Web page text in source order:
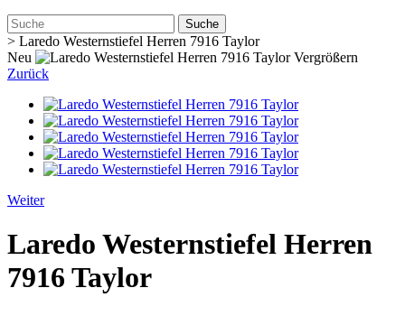
Suche
> Laredo Westernstiefel Herren 7916 Taylor
Neu
Vergrößern
Zurück
Weiter
Laredo Westernstiefel Herren
7916 Taylor